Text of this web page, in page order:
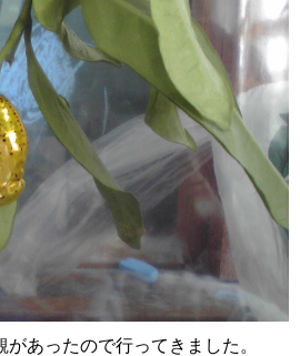
あったので行ってきました。